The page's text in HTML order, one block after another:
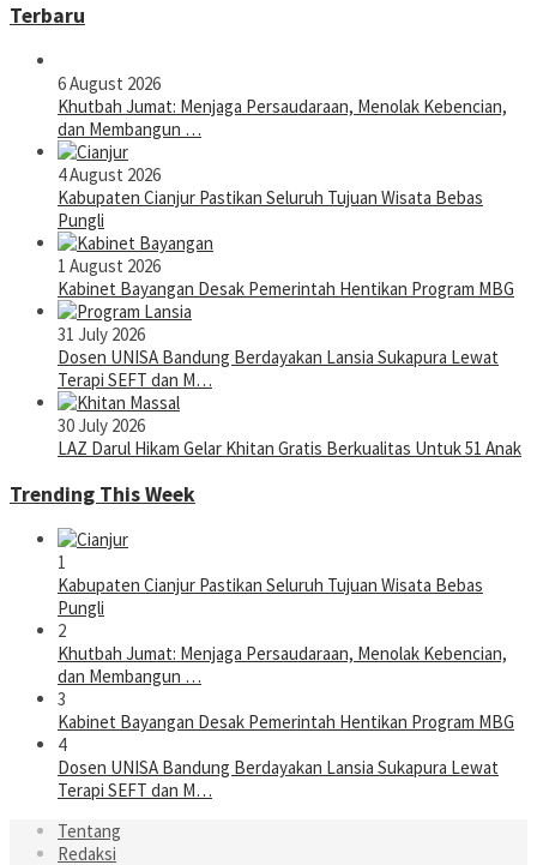
Terbaru
6 August 2026
Khutbah Jumat: Menjaga Persaudaraan, Menolak Kebencian,
dan Membangun …
4 August 2026
Kabupaten Cianjur Pastikan Seluruh Tujuan Wisata Bebas
Pungli
1 August 2026
Kabinet Bayangan Desak Pemerintah Hentikan Program MBG
31 July 2026
Dosen UNISA Bandung Berdayakan Lansia Sukapura Lewat
Terapi SEFT dan M…
30 July 2026
LAZ Darul Hikam Gelar Khitan Gratis Berkualitas Untuk 51 Anak
Trending This Week
1
Kabupaten Cianjur Pastikan Seluruh Tujuan Wisata Bebas
Pungli
2
Khutbah Jumat: Menjaga Persaudaraan, Menolak Kebencian,
dan Membangun …
3
Kabinet Bayangan Desak Pemerintah Hentikan Program MBG
4
Dosen UNISA Bandung Berdayakan Lansia Sukapura Lewat
Terapi SEFT dan M…
Tentang
Redaksi